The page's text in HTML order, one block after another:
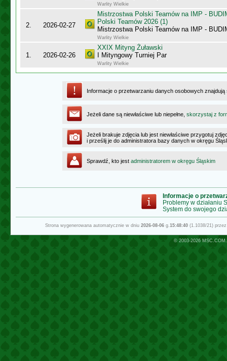
Warlity Wielkie
2. 2026-02-27
Mistrzostwa Polski Teamów na IMP -
Polski Teamów 2026 (1)
Mistrzostwa Polski Teamów na IMP -
Warlity Wielkie
1. 2026-02-26
XXIX Mityng Żuławski
I Mityngowy Turniej Par
Warlity Wielkie
Informacje o przetwarzaniu danych osobowych
Jeżeli dane są niewłaściwe lub niepełne, skorzystaj z
Jeżeli brakuje zdjęcia lub jest niewłaściwe przygotuj
i prześlij je do administratora bazy danych w okręgu
Sprawdź, kto jest administratorem w okręgu Śląskim
Informacje o
Problemy w działaniu
System do swojego
Strona wygenerowana automatycznie w dniu 2026-08-06g.15:48:40(1.1038/21)
© 2003-2026